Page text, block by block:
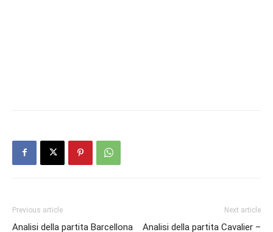
Previous article
Analisi della partita Barcellona
Next article
Analisi della partita Cavalier –